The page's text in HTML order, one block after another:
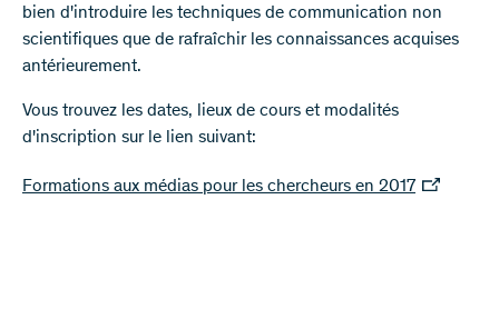
bien d'introduire les techniques de communication non
scientifiques que de rafraîchir les connaissances acquises
antérieurement.
Vous trouvez les dates, lieux de cours et modalités
d'inscription sur le lien suivant:
Formations aux médias pour les chercheurs en 2017